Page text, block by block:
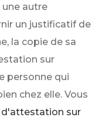
une autre
un justificatif de
la copie de sa
sur
personne qui
chez elle. Vous
sur